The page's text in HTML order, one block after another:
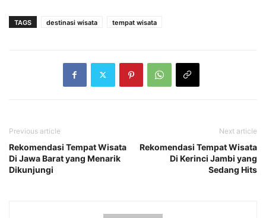
TAGS destinasi wisata tempat wisata
Previous article
Rekomendasi Tempat Wisata
Di Jawa Barat yang Menarik
Dikunjungi
Next article
Rekomendasi Tempat Wisata
Di Kerinci Jambi yang
Sedang Hits